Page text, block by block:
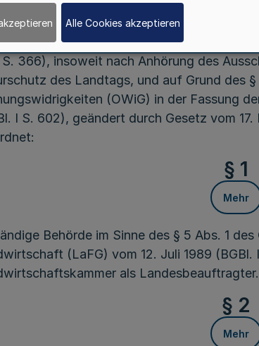
des § 5 Abs. 3 Satz 1 des
(GV. NW. S. 421), zuletzt geändert
S. 366), insoweit nach Anhörung des
des Landtags, und auf Grund des
(OWiG) in der Fassung
I S. 602), geändert durch Gesetz vom
§ 1
Mehr
Behörde im Sinne des § 5 Abs. 1
(LaFG) vom 12. Juli 1989
als Landesbeauftragter.
§ 2
Mehr
Alle Cookies akzeptieren